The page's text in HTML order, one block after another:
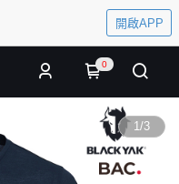
開啟APP
0
1/3